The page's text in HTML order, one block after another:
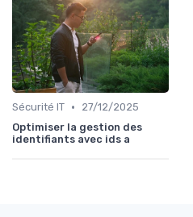
Sécurité IT •
27/12/2025
Optimiser la gestion des
identifiants avec ids a